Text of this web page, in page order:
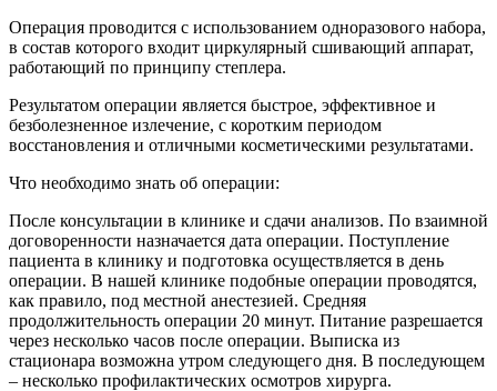
Операция проводится с использованием одноразового набора,
в состав которого входит циркулярный сшивающий аппарат,
работающий по принципу степлера.
Результатом операции является быстрое, эффективное и
безболезненное излечение, с коротким периодом
восстановления и отличными косметическими результатами.
Что необходимо знать об операции:
После консультации в клинике и сдачи анализов. По взаимной
договоренности назначается дата операции. Поступление
пациента в клинику и подготовка осуществляется в день
операции. В нашей клинике подобные операции проводятся,
как правило, под местной анестезией. Средняя
продолжительность операции 20 минут. Питание разрешается
через несколько часов после операции. Выписка из
стационара возможна утром следующего дня. В последующем
– несколько профилактических осмотров хирурга.